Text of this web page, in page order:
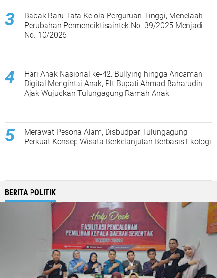
Babak Baru Tata Kelola Perguruan Tinggi, Menelaah
Perubahan Permendiktisaintek No. 39/2025 Menjadi
No. 10/2026
Hari Anak Nasional ke-42, Bullying hingga Ancaman
Digital Mengintai Anak, Plt Bupati Ahmad Baharudin
Ajak Wujudkan Tulungagung Ramah Anak
Merawat Pesona Alam, Disbudpar Tulungagung
Perkuat Konsep Wisata Berkelanjutan Berbasis Ekologi
BERITA POLITIK